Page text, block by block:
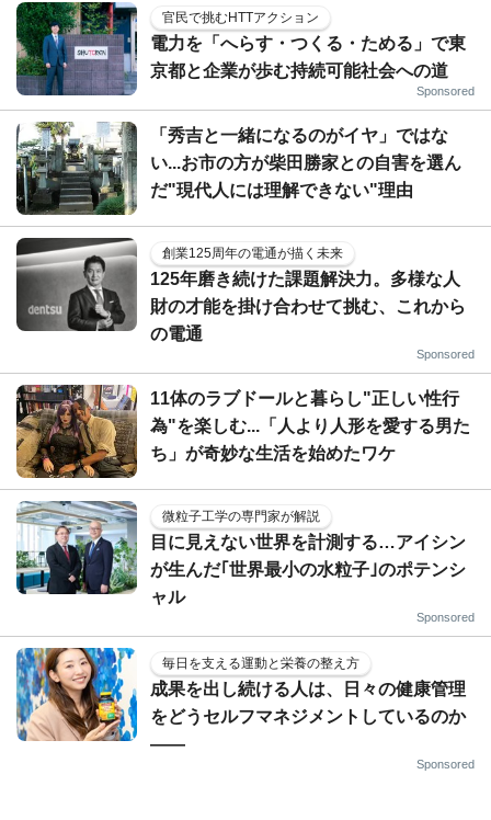
官民で挑むHTTアクション
電力を「へらす・つくる・ためる」で東
京都と企業が歩む持続可能社会への道
Sponsored
「秀吉と一緒になるのがイヤ」ではな
い...お市の方が柴田勝家との自害を選ん
だ"現代人には理解できない"理由
創業125周年の電通が描く未来
125年磨き続けた課題解決力。多様な人
財の才能を掛け合わせて挑む、これから
の電通
Sponsored
11体のラブドールと暮らし"正しい性行
為"を楽しむ...「人より人形を愛する男た
ち」が奇妙な生活を始めたワケ
微粒子工学の専門家が解説
目に見えない世界を計測する…アイシン
が生んだ｢世界最小の水粒子｣のポテンシ
ャル
Sponsored
毎日を支える運動と栄養の整え方
成果を出し続ける人は、日々の健康管理
をどうセルフマネジメントしているのか
——
Sponsored